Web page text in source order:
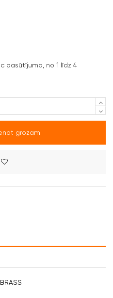
pasūtījuma, no 1 līdz 4
grozam